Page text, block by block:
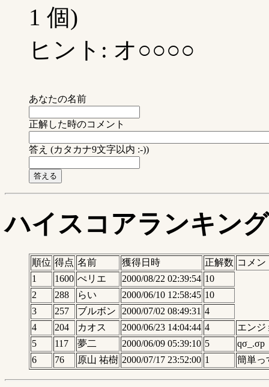
1 個)
ヒント: オ○○○○
あなたの名前
正解した時のコメント
答え (カタカナ9文字以内 :-))
ハイスコアランキング
順位 得点 名前 獲得日時 正解数 コメン
1
1600 ぺリエ 2000/08/22 02:39:54 10
2
288 らい 2000/06/10 12:58:45 10
3
257 ブルボン 2000/07/02 08:49:31 4
4
204 カオス 2000/06/23 14:04:44 4
エンジ
5
117 夢二 2000/06/09 05:39:10 5
qσ_.σp
6
76 原山 祐樹 2000/07/17 23:52:00 1 簡単っ